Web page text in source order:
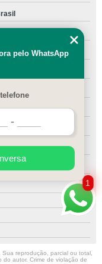
Mandaqui
Lindóia
São Pedro
reprodução, parcial ou total,
do autor. Crime de violação de
1
pelo WhatsApp